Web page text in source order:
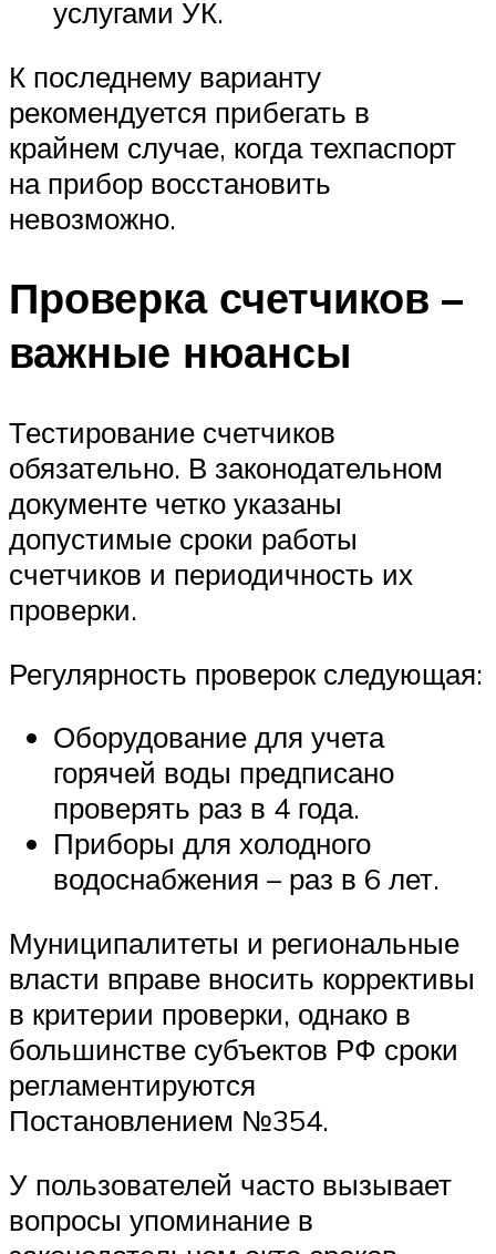
услугами УК.
К последнему варианту
рекомендуется прибегать в
крайнем случае, когда техпаспорт
на прибор восстановить
невозможно.
Проверка счетчиков –
важные нюансы
Тестирование счетчиков
обязательно. В законодательном
документе четко указаны
допустимые сроки работы
счетчиков и периодичность их
проверки.
Регулярность проверок следующая:
Оборудование для учета
горячей воды предписано
проверять раз в 4 года.
Приборы для холодного
водоснабжения – раз в 6 лет.
Муниципалитеты и региональные
власти вправе вносить коррективы
в критерии проверки, однако в
большинстве субъектов РФ сроки
регламентируются
Постановлением №354.
У пользователей часто вызывает
вопросы упоминание в